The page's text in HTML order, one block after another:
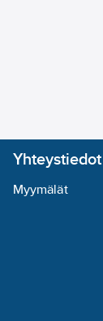
Yhteystiedot
Myymälät